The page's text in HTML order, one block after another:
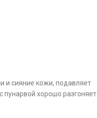
и сияние кожи, подавляет
пунарвой хорошо разгоняет